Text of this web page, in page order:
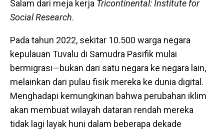
Salam dari meja kerja Tricontinental: Institute for
Social Research.
Pada tahun 2022, sekitar 10.500 warga negara
kepulauan Tuvalu di Samudra Pasifik mulai
bermigrasi—bukan dari satu negara ke negara lain,
melainkan dari pulau fisik mereka ke dunia digital.
Menghadapi kemungkinan bahwa perubahan iklim
akan membuat wilayah dataran rendah mereka
tidak lagi layak huni dalam beberapa dekade